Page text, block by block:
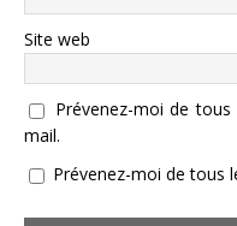
Site web
Prévenez-moi de
mail.
Prévenez-moi de tous